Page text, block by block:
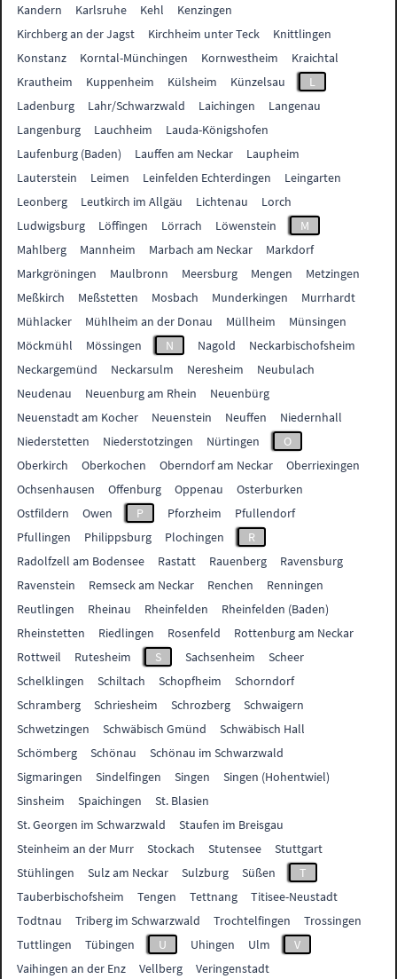
Kandern
Karlsruhe Kehl
Kenzingen
Kirchberg an der Jagst
Kirchheim unter Teck
Knittlingen
Konstanz
Korntal-Münchingen Kornwestheim
Kraichtal
Krautheim
Kuppenheim Külsheim Künzelsau
L
Ladenburg
Lahr/Schwarzwald Laichingen
Langenau
Langenburg
Lauchheim
Lauda-Königshofen
Laufenburg (Baden)
Lauffen am Neckar
Laupheim
Lauterstein
Leimen Leinfelden Echterdingen
Leingarten
Leonberg
Leutkirch im Allgäu Lichtenau
Lorch
Ludwigsburg
Löffingen Lörrach Löwenstein
M
Mahlberg
Mannheim Marbach am Neckar
Markdorf
Markgröningen
Maulbronn Meersburg Mengen
Metzingen
Meßkirch
Meßstetten Mosbach Munderkingen
Murrhardt
Mühlacker
Mühlheim an der Donau Müllheim
Münsingen
Möckmühl
Mössingen N Nagold
Neckarbischofsheim
Neckargemünd
Neckarsulm Neresheim
Neubulach
Neudenau
Neuenburg am Rhein
Neuenbürg
Neuenstadt am Kocher
Neuenstein Neuffen
Niedernhall
Niederstetten
Niederstotzingen Nürtingen
O
Oberkirch
Oberkochen Oberndorf am Neckar
Oberriexingen
Ochsenhausen
Offenburg Oppenau
Osterburken
Ostfildern
Owen P Pforzheim
Pfullendorf
Pfullingen
Philippsburg Plochingen
R
Radolfzell am Bodensee
Rastatt Rauenberg
Ravensburg
Ravenstein
Remseck am Neckar Renchen
Renningen
Reutlingen
Rheinau Rheinfelden
Rheinfelden (Baden)
Rheinstetten
Riedlingen Rosenfeld
Rottenburg am Neckar
Rottweil
Rutesheim S Sachsenheim
Scheer
Schelklingen
Schiltach Schopfheim
Schorndorf
Schramberg
Schriesheim Schrozberg
Schwaigern
Schwetzingen
Schwäbisch Gmünd
Schwäbisch Hall
Schömberg
Schönau
Schönau im Schwarzwald
Sigmaringen
Sindelfingen Singen
Singen (Hohentwiel)
Sinsheim
Spaichingen
St. Blasien
St. Georgen im Schwarzwald
Staufen im Breisgau
Steinheim an der Murr
Stockach Stutensee
Stuttgart
Stühlingen
Sulz am Neckar Sulzburg Süßen
T
Tauberbischofsheim
Tengen Tettnang
Titisee-Neustadt
Todtnau
Triberg im Schwarzwald Trochtelfingen
Trossingen
Tuttlingen
Tübingen U Uhingen Ulm
V
Vaihingen an der Enz
Vellberg Veringenstadt